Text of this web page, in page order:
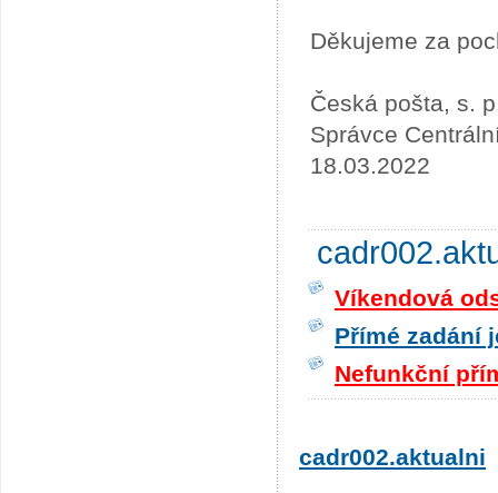
Děkujeme za
Česká pošta, s.
Správce
18.03.2022
Víkendová
Přímé zadání
Nefunkční
cadr002.aktualni